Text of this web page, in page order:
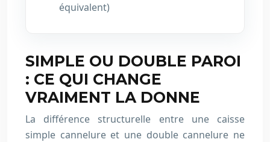
équivalent)
SIMPLE OU DOUBLE PAROI
: CE QUI CHANGE
VRAIMENT LA DONNE
La différence structurelle entre une caisse
simple cannelure et une double cannelure ne